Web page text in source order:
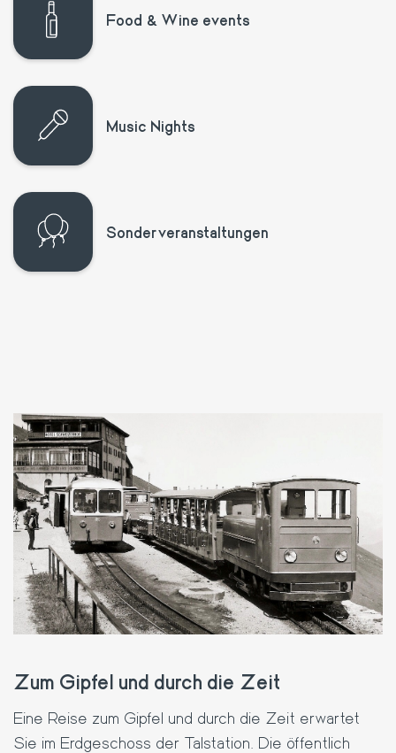
Food & Wine events
Music Nights
Sonderveranstaltungen
Zum Gipfel und durch die Zeit
Eine Reise zum Gipfel und durch die Zeit erwartet
Sie im Erdgeschoss der Talstation. Die öffentlich